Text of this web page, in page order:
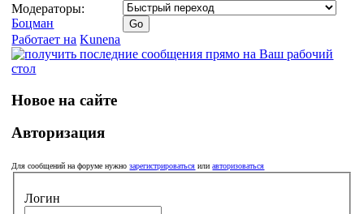
Модераторы:
Боцман
Работает на Kunena
Новое на сайте
Авторизация
Для сообщений на форуме нужнозарегистрироваться илиавторизоваться
Логин